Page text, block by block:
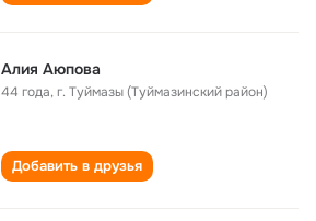
Алия Аюпова
44 года,г. Туймазы (Туймазинский район)
Добавить в друзья